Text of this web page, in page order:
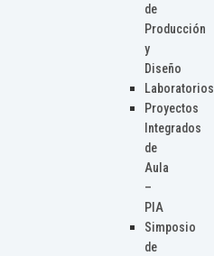
de
Producción
y
Diseño
Laboratorios
Proyectos
Integrados
de
Aula
–
PIA
Simposio
de